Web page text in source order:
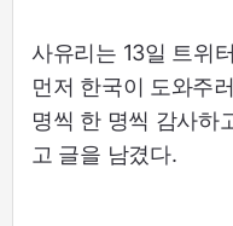
사유리는 13일 트위
먼저 한국이 도와주
명씩 한 명씩 감사하
고 글을 남겼다.